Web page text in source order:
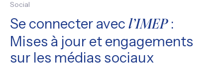
Social
Se connecter avec l’IMEP:
Mises à jour et engagements
sur les médias sociaux